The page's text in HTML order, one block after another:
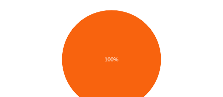
100%